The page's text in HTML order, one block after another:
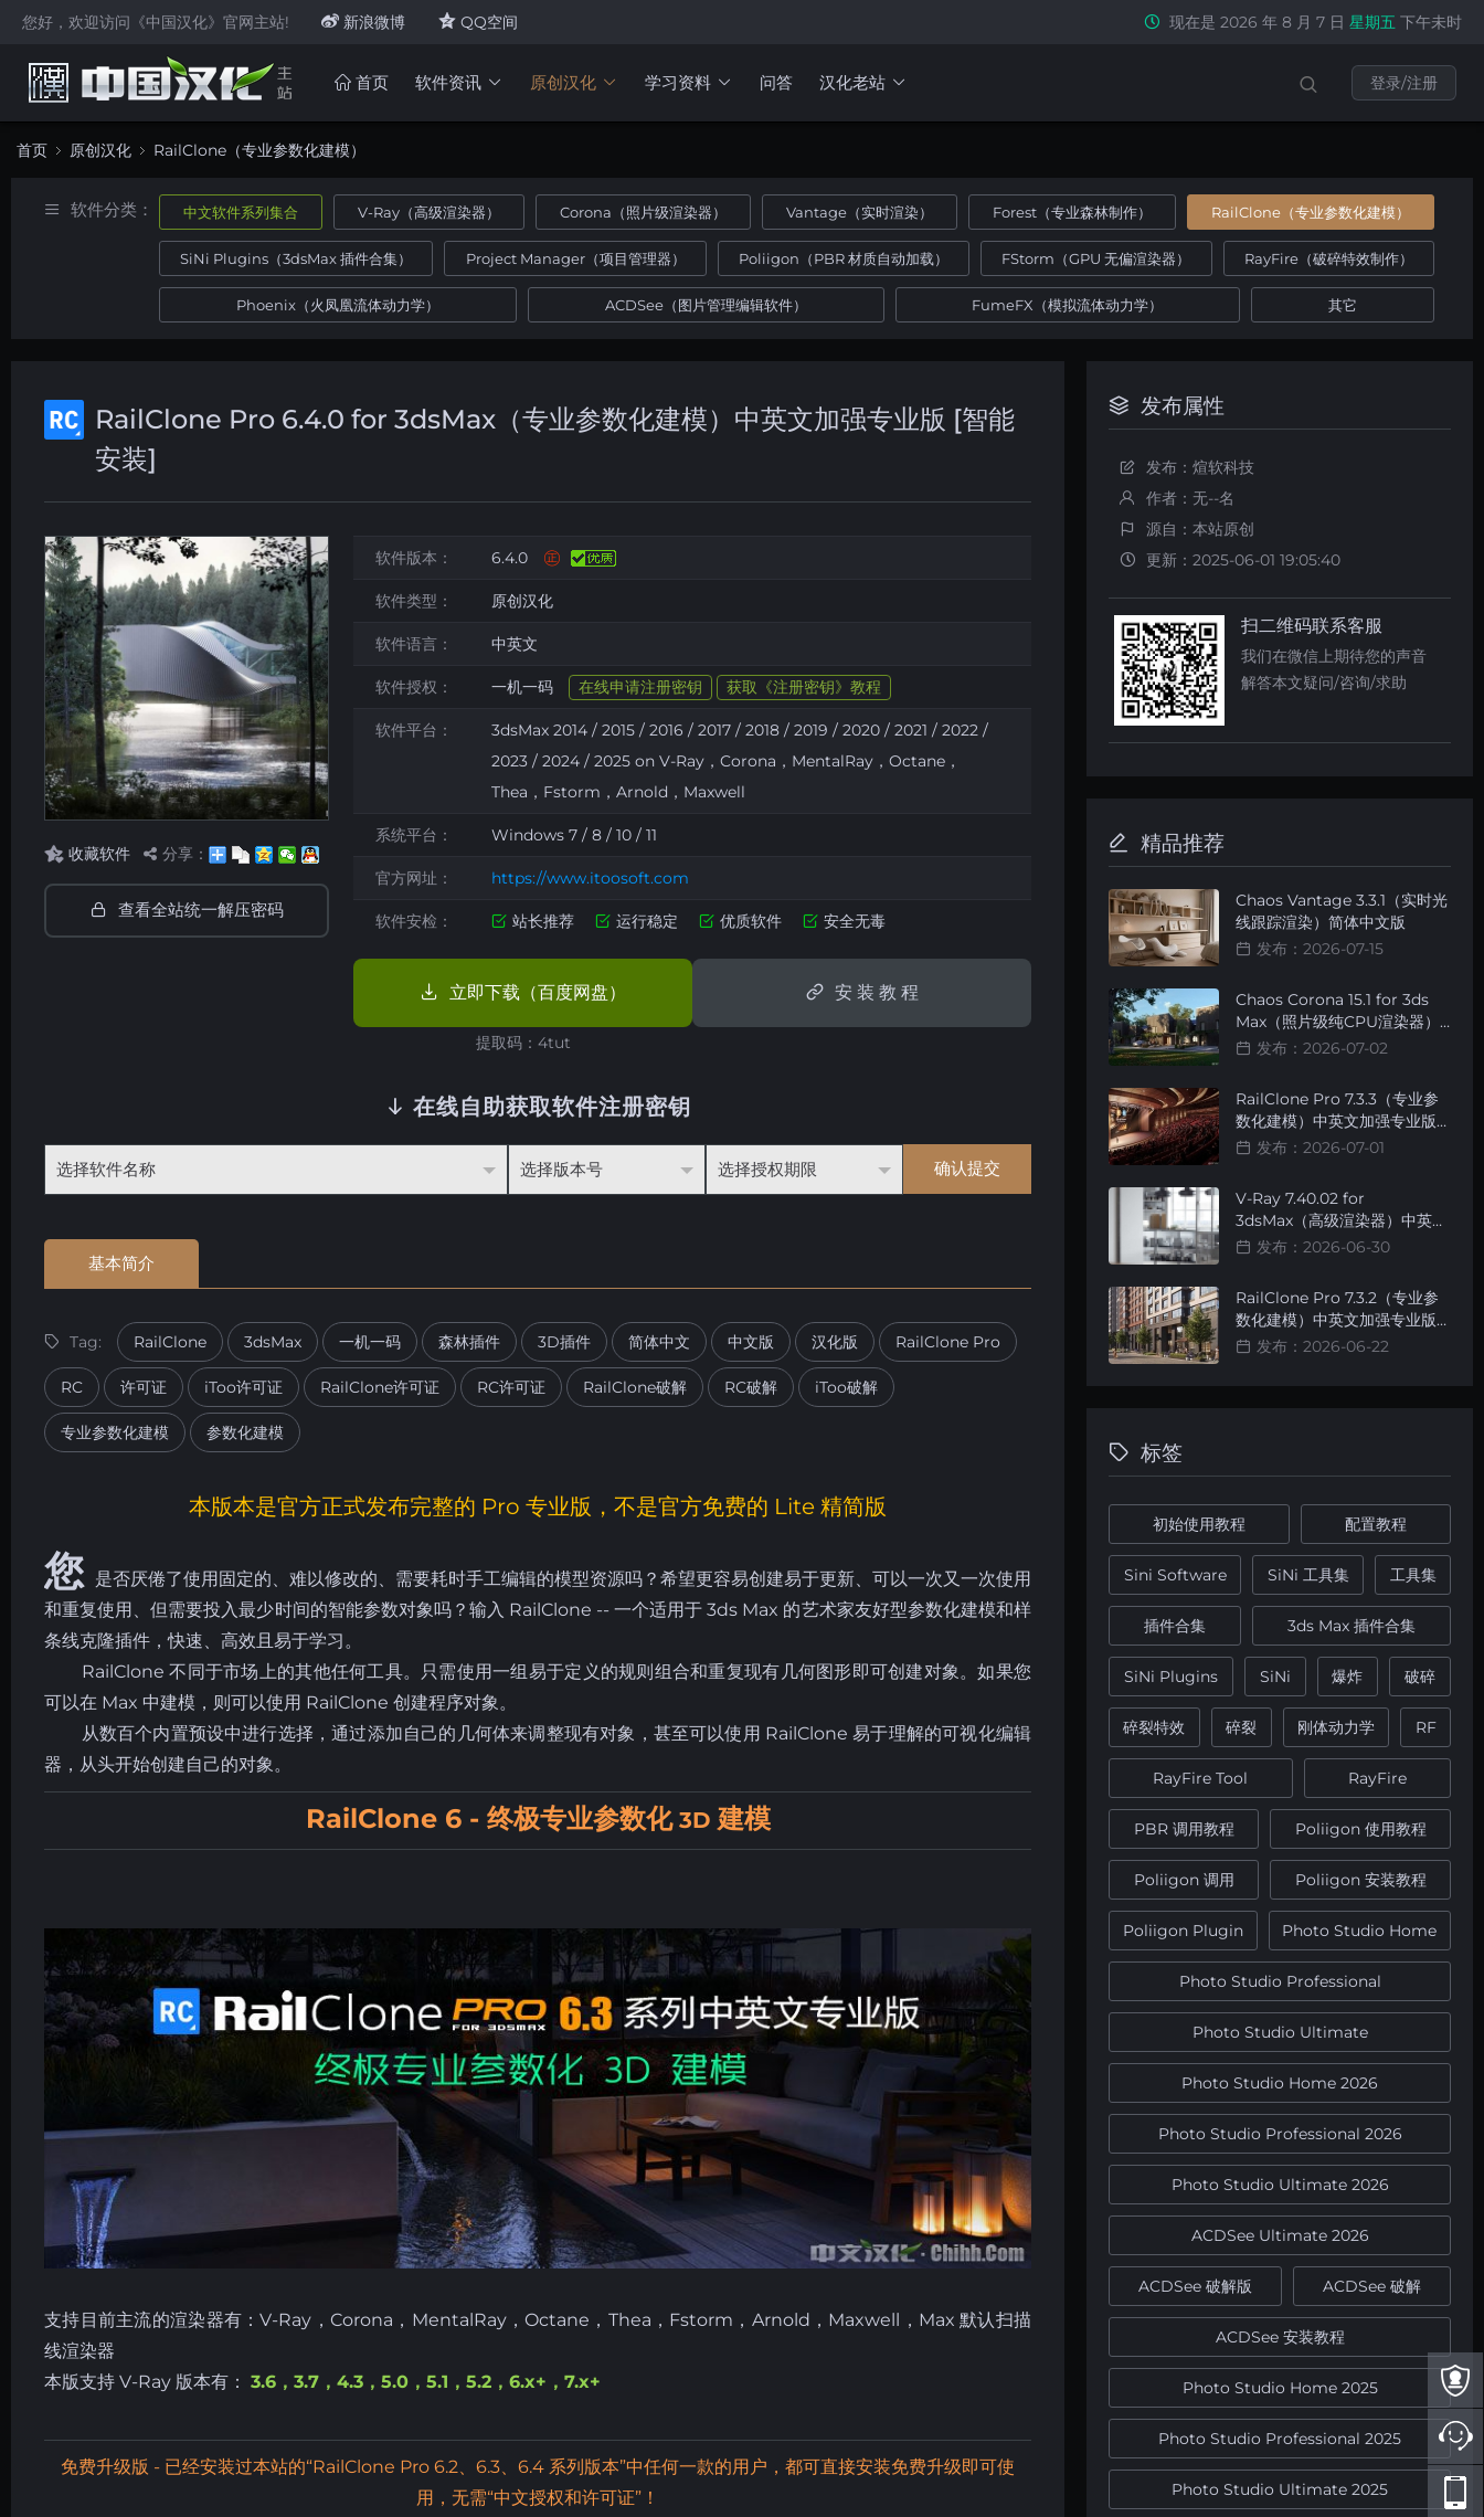
您好，欢迎访问《中国汉化》官网主站! 新浪微博 QQ空间 现在是 2026 年 8 月 7 日 星期五 下午未时
首页 软件资讯 原创汉化 学习资料 问答 汉化老站 登录/注册
首页 原创汉化 RailClone（专业参数化建模）
软件分类： 中文软件系列集合 V-Ray（高级渲染器） Corona（照片级渲染器） Vantage（实时渲染） Forest（专业森林制作） RailClone（专业参数化建模）
SiNi Plugins（3dsMax 插件合集） Project Manager（项目管理器） Poliigon（PBR 材质自动加载） FStorm（GPU 无偏渲染器） RayFire（破碎特效制作）
Phoenix（火凤凰流体动力学） ACDSee（图片管理编辑软件） FumeFX（模拟流体动力学） 其它
RailClone Pro 6.4.0 for 3dsMax（专业参数化建模）中英文加强专业版 [智能
安装]
收藏软件 分享：
查看全站统一解压密码
软件版本： 6.4.0 ㊣
软件类型： 原创汉化
软件语言： 中英文
软件授权： 一机一码 在线申请注册密钥 获取《注册密钥》教程
软件平台：
3dsMax 2014 / 2015 / 2016 / 2017 / 2018 / 2019 / 2020 / 2021 / 2022 /
2023 / 2024 / 2025 on V-Ray，Corona，MentalRay，Octane，
Thea，Fstorm，Arnold，Maxwell
系统平台： Windows 7 / 8 / 10 / 11
官方网址： https://www.itoosoft.com
软件安检： 站长推荐 运行稳定 优质软件 安全无毒
立即下载（百度网盘）
提取码：4tut
安 装 教 程
在线自助获取软件注册密钥
基本简介
Tag: RailClone 3dsMax 一机一码 森林插件 3D插件 简体中文 中文版 汉化版 RailClone Pro
RC 许可证 iToo许可证 RailClone许可证 RC许可证 RailClone破解 RC破解 iToo破解
专业参数化建模 参数化建模
本版本是官方正式发布完整的 Pro 专业版，不是官方免费的 Lite 精简版
您 是否厌倦了使用固定的、难以修改的、需要耗时手工编辑的模型资源吗？希望更容易创建易于更新、可以一次又一次使用
和重复使用、但需要投入最少时间的智能参数对象吗？输入 RailClone -- 一个适用于 3ds Max 的艺术家友好型参数化建模和样
条线克隆插件，快速、高效且易于学习。
RailClone 不同于市场上的其他任何工具。只需使用一组易于定义的规则组合和重复现有几何图形即可创建对象。如果您
可以在 Max 中建模，则可以使用 RailClone 创建程序对象。
从数百个内置预设中进行选择，通过添加自己的几何体来调整现有对象，甚至可以使用 RailClone 易于理解的可视化编辑
器，从头开始创建自己的对象。
RailClone 6 - 终极专业参数化3D 建模
支持目前主流的渲染器有：V-Ray，Corona，MentalRay，Octane，Thea，Fstorm，Arnold，Maxwell，Max 默认扫描
线渲染器
本版支持 V-Ray 版本有： 3.6，3.7，4.3，5.0，5.1，5.2，6.x+ ，7.x+
免费升级版 - 已经安装过本站的“RailClone Pro 6.2、6.3、6.4 系列版本”中任何一款的用户，都可直接安装免费升级即可使
用，无需“中文授权和许可证”！
发布属性
发布：煊软科技
作者：无--名
源自：本站原创
更新：2025-06-01 19:05:40
扫二维码联系客服
我们在微信上期待您的声音
解答本文疑问/咨询/求助
精品推荐
Chaos Vantage 3.3.1（实时光
线跟踪渲染）简体中文版
发布：2026-07-15
Chaos Corona 15.1 for 3ds
Max（照片级纯CPU渲染器）
简体中文智能安装版
发布：2026-07-02
RailClone Pro 7.3.3（专业参
数化建模）中英文加强专业版
[智能安装]
发布：2026-07-01
V-Ray 7.40.02 for
3dsMax（高级渲染器）中英文
切换加强版 [无名完全汉化精品
发布：2026-06-30
RailClone Pro 7.3.2（专业参
数化建模）中英文加强专业版
[智能安装]
发布：2026-06-22
标签
初始使用教程 配置教程
Sini Software SiNi 工具集 工具集
插件合集 3ds Max 插件合集
SiNi Plugins SiNi 爆炸 破碎
碎裂特效 碎裂 刚体动力学 RF
RayFire Tool RayFire
PBR 调用教程 Poliigon 使用教程
Poliigon 调用 Poliigon 安装教程
Poliigon Plugin Photo Studio Home
Photo Studio Professional
Photo Studio Ultimate
Photo Studio Home 2026
Photo Studio Professional 2026
Photo Studio Ultimate 2026
ACDSee Ultimate 2026
ACDSee 破解版 ACDSee 破解
ACDSee 安装教程
Photo Studio Home 2025
Photo Studio Professional 2025
Photo Studio Ultimate 2025